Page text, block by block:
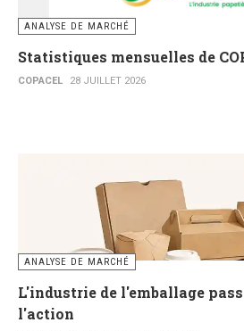
ANALYSE DE MARCHÉ
Statistiques mensuelles de
COPACEL 28 JUILLET 2026
ANALYSE DE MARCHÉ
L'industrie de l'emballage
l'action